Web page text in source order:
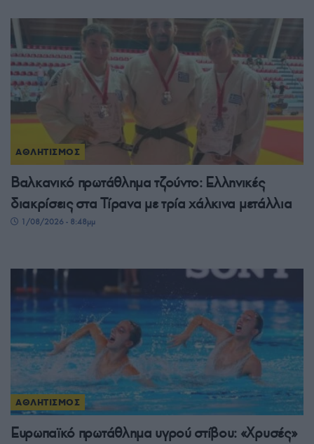
ΑΘΛΗΤΙΣΜΟΣ
Βαλκανικό πρωτάθλημα τζούντο: Ελληνικές
διακρίσεις στα Τίρανα με τρία χάλκινα μετάλλια
1/08/2026 - 8:48μμ
ΑΘΛΗΤΙΣΜΟΣ
Ευρωπαϊκό πρωτάθλημα υγρού στίβου: «Χρυσές»